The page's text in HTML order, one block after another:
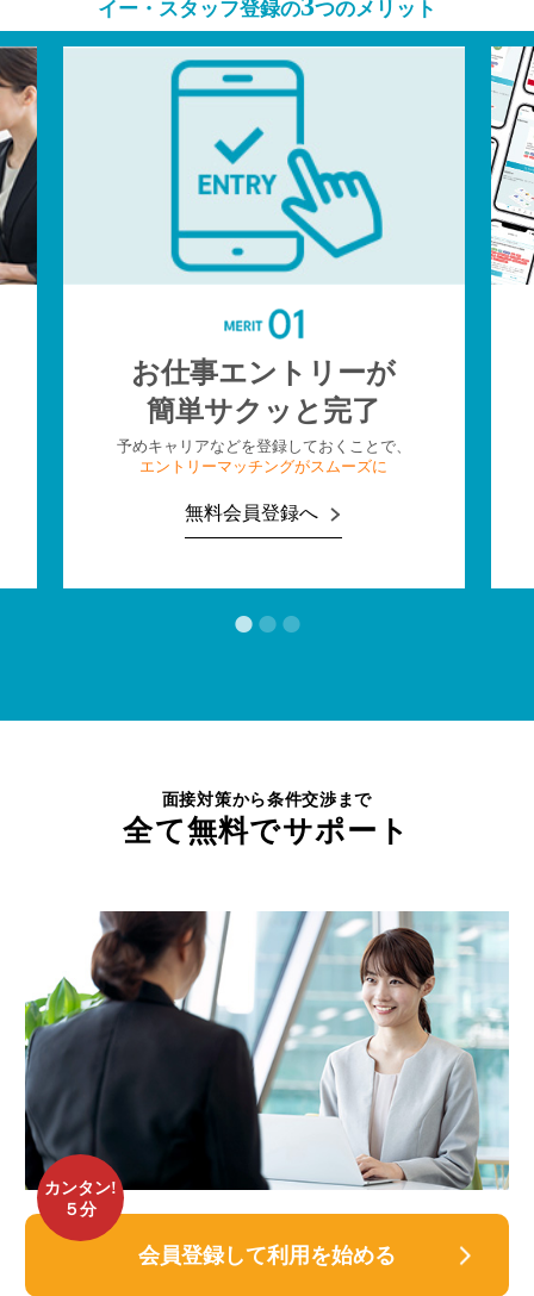
イー・スタッフ登録の つのメリット
お仕事エントリーが
簡単サクッと完了
予めキャリアなどを登録しておくことで、
エントリーマッチングがスムーズに
無料会員登録へ
面接対策から条件交渉まで
全て無料でサポート
カンタン!
５分
会員登録して利用を始める